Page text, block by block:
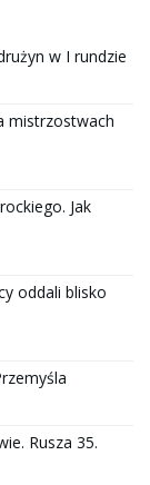
w I rundzie
mistrzostwach
Jak
oddali blisko
Rusza 35.